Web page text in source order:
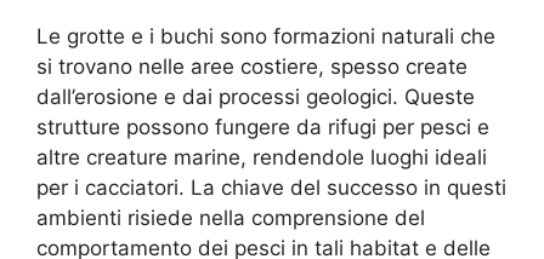
Le grotte e i buchi sono formazioni naturali che
si trovano nelle aree costiere, spesso create
dall’erosione e dai processi geologici. Queste
strutture possono fungere da rifugi per pesci e
altre creature marine, rendendole luoghi ideali
per i cacciatori. La chiave del successo in questi
ambienti risiede nella comprensione del
comportamento dei pesci in tali habitat e delle